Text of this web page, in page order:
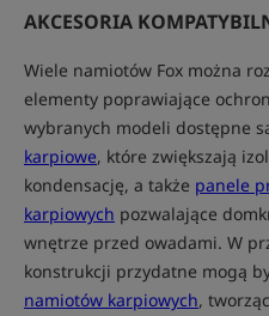
AKCESORIA
Wiele namiotów Fox można
elementy poprawiające
wybranych modeli dostępne
karpiowe, które zwiększają
kondensację, a także panele
karpiowych pozwalające
wnętrze przed owadami. W
konstrukcji przydatne mogą
namiotów karpiowych,